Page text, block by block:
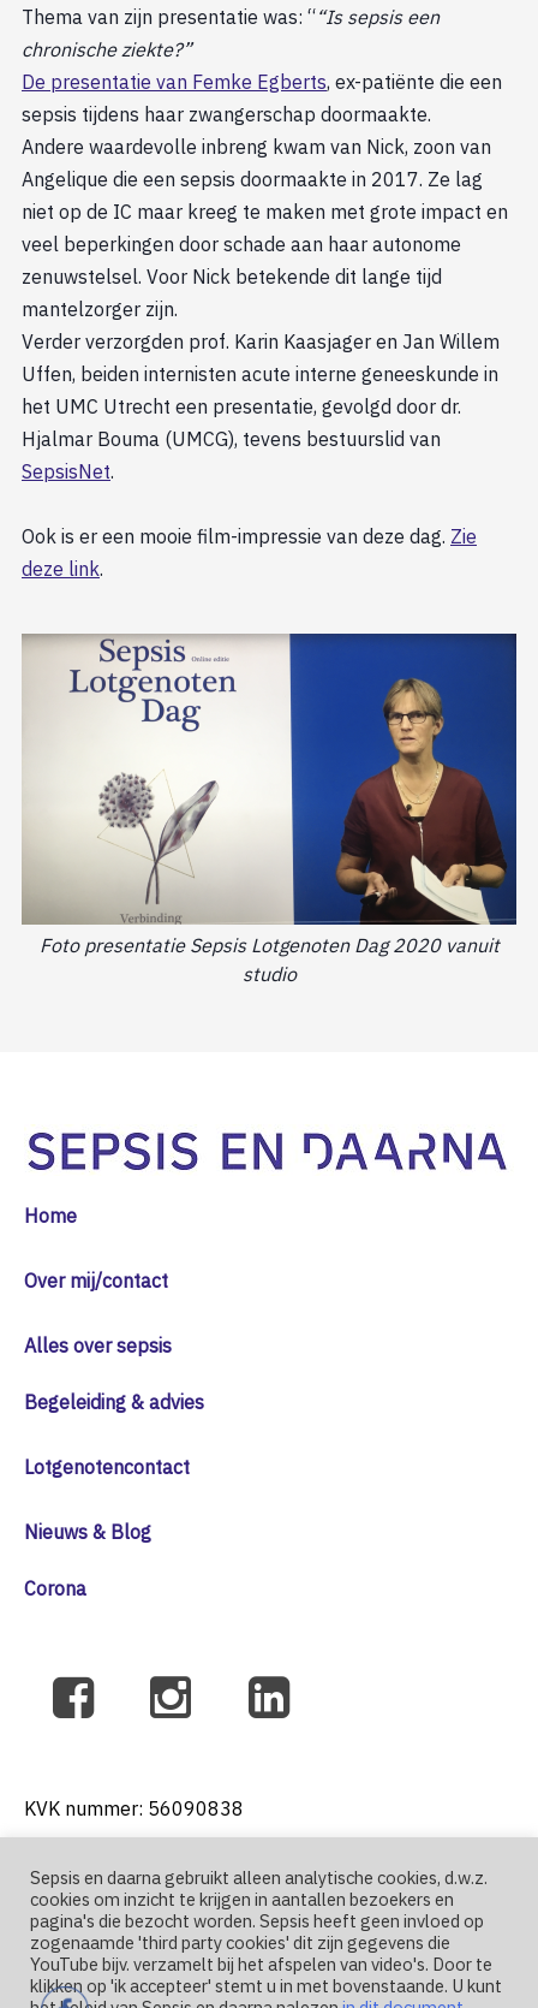
Thema van zijn presentatie was: ““Is sepsis een
chronische ziekte?”
De presentatie van Femke Egberts, ex-patiënte die een
sepsis tijdens haar zwangerschap doormaakte.
Andere waardevolle inbreng kwam van Nick, zoon van
Angelique die een sepsis doormaakte in 2017. Ze lag
niet op de IC maar kreeg te maken met grote impact en
veel beperkingen door schade aan haar autonome
zenuwstelsel. Voor Nick betekende dit lange tijd
mantelzorger zijn.
Verder verzorgden prof. Karin Kaasjager en Jan Willem
Uffen, beiden internisten acute interne geneeskunde in
het UMC Utrecht een presentatie, gevolgd door dr.
Hjalmar Bouma (UMCG), tevens bestuurslid van
SepsisNet.
Ook is er een mooie film-impressie van deze dag. Zie
deze link.
Foto presentatie Sepsis Lotgenoten Dag 2020 vanuit
studio
Home
Over mij/contact
Alles over sepsis
Begeleiding & advies
Lotgenotencontact
Nieuws & Blog
Corona
KVK nummer: 56090838
T: +31 6 41271004
E: nutma@sepsis-en-daarna.nl
Sepsis en daarna gebruikt alleen analytische cookies, d.w.z.
cookies om inzicht te krijgen in aantallen bezoekers en
pagina's die bezocht worden. Sepsis heeft geen invloed op
zogenaamde 'third party cookies' dit zijn gegevens die
YouTube bijv. verzamelt bij het afspelen van video's. Door te
klikken op 'ik accepteer' stemt u in met bovenstaande. U kunt